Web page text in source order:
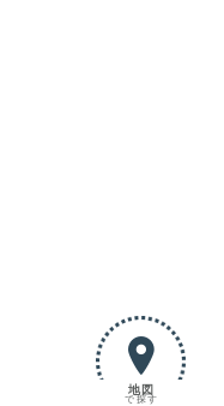
地図
で探す